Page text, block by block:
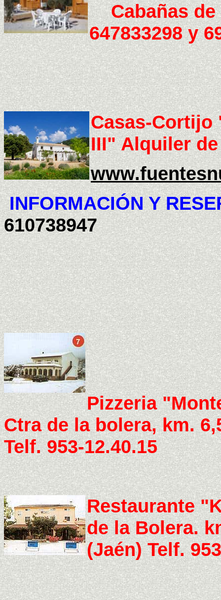
Cabañasde
647833298 y
Casas-Cortijo
III" Alquiler
INFORMACIÓN Y
610738947
Pizzeria
Ctra de la bolera, km.
Telf. 953-12.40.15
Restaurante
de la Bolera.
(Jaén) Telf.